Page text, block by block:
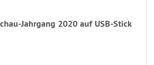
Jahrgang 2020 auf USB-Stick